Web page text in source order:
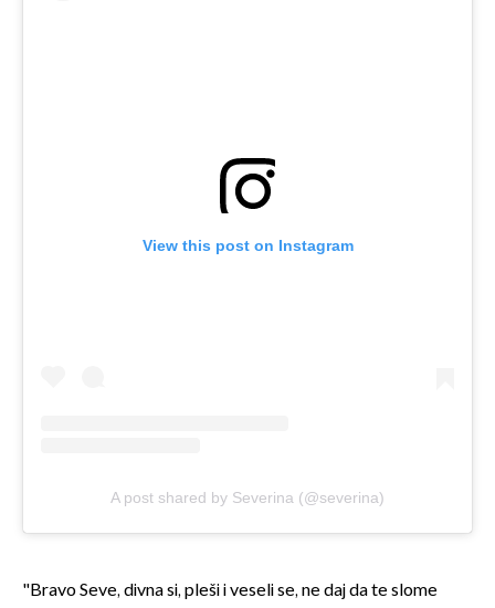
View this post on Instagram
A post shared by Severina (@severina)
"Bravo Seve, divna si, pleši i veseli se, ne daj da te slome